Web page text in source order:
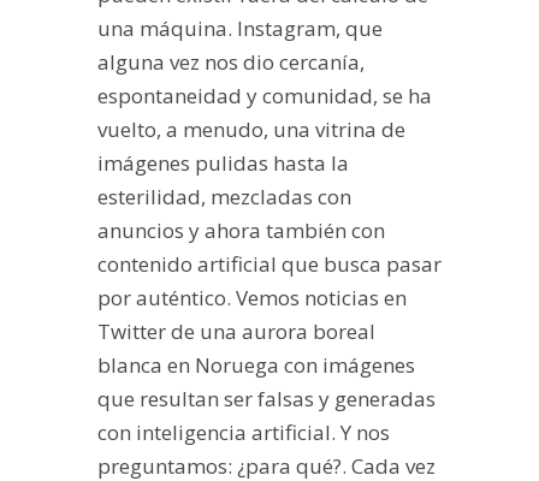
una máquina. Instagram, que
alguna vez nos dio cercanía,
espontaneidad y comunidad, se ha
vuelto, a menudo, una vitrina de
imágenes pulidas hasta la
esterilidad, mezcladas con
anuncios y ahora también con
contenido artificial que busca pasar
por auténtico. Vemos noticias en
Twitter de una aurora boreal
blanca en Noruega con imágenes
que resultan ser falsas y generadas
con inteligencia artificial. Y nos
preguntamos: ¿para qué?. Cada vez